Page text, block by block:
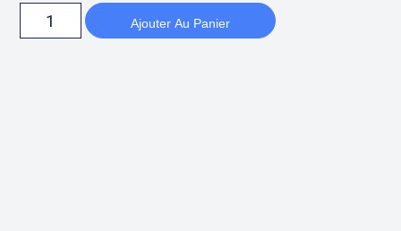
Ajouter Au Panier